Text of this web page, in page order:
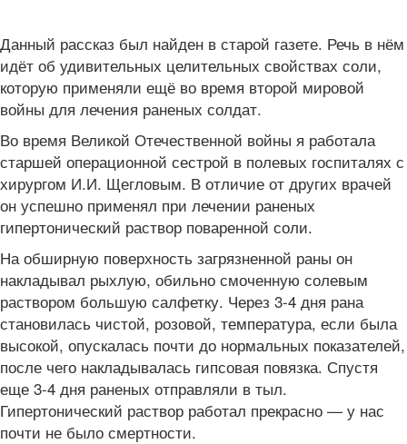
Данный рассказ был найден в старой газете. Речь в нём
идёт об удивительных целительных свойствах соли,
которую применяли ещё во время второй мировой
войны для лечения раненых солдат.
Во время Великой Отечественной войны я работала
старшей операционной сестрой в полевых госпиталях с
хирургом И.И. Щегловым. В отличие от других врачей
он успешно применял при лечении раненых
гипертонический раствор поваренной соли.
На обширную поверхность загрязненной раны он
накладывал рыхлую, обильно смоченную солевым
раствором большую салфетку. Через 3-4 дня рана
становилась чистой, розовой, температура, если была
высокой, опускалась почти до нормальных показателей,
после чего накладывалась гипсовая повязка. Спустя
еще 3-4 дня раненых отправляли в тыл.
Гипертонический раствор работал прекрасно — у нас
почти не было смертности.